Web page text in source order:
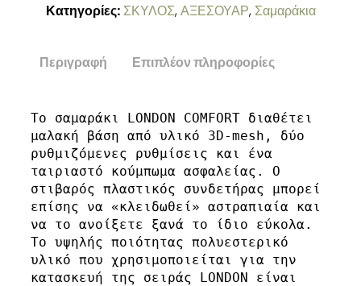
Κατηγορίες:ΣΚΥΛΟΣ,ΑΞΕΣΟΥΑΡ,Σαμαράκια
Περιγραφή Επιπλέον πληροφορίες
Το σαμαράκι LONDON COMFORT διαθέτει
μαλακή βάση από υλικό 3D-mesh, δύο
ρυθμιζόμενες ρυθμίσεις και ένα
ταιριαστό κούμπωμα ασφαλείας. Ο
στιβαρός πλαστικός συνδετήρας μπορεί
επίσης να «κλειδωθεί» αστραπιαία και
Το υψηλής ποιότητας πολυεστερικό
υλικό που χρησιμοποιείται για την
κατασκευή της σειράς LONDON είναι